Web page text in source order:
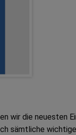
wir die neuesten
sämtliche